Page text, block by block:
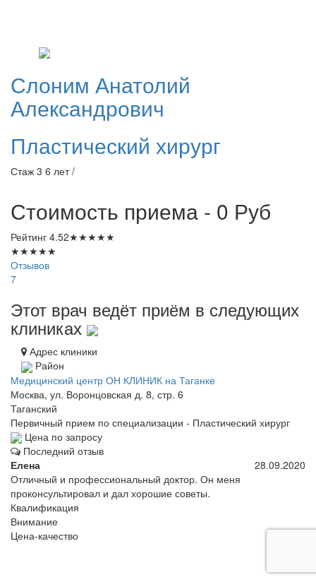
Слоним Анатолий
Александрович
Пластический хирург
Стаж 3 6 лет /
Стоимость приема - 0 Руб
Рейтинг 4.52★★★★★
★★★★★
Отзывов
7
Этот врач ведёт приём в следующих
клиниках
Адрес клиники
Район
Медицинский центр ОН КЛИНИК на Таганке
Москва, ул. Воронцовская д. 8, стр. 6
Таганский
Первичный прием по специализации - Пластический хирург
Цена по запросу
Последний отзыв
Елена
28.09.2020
Отличный и профессиональный доктор. Он меня
проконсультировал и дал хорошие советы.
Квалификация
Внимание
Цена-качество